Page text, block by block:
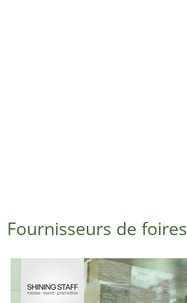
Fournisseurs de foires